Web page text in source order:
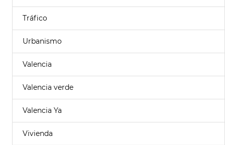
Tráfico
Urbanismo
Valencia
Valencia verde
Valencia Ya
Vivienda